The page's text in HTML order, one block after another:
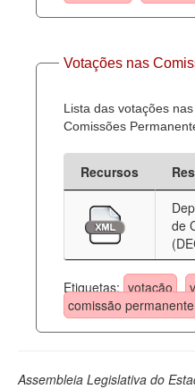
Votações nas
Lista das votações
Comissões
Recursos
de
Etiquetas: votação
comissão permanente
Assembleia Legislativa do